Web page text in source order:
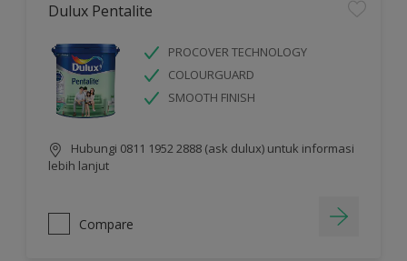
Dulux Pentalite
PROCOVER TECHNOLOGY
COLOURGUARD
SMOOTH FINISH
Hubungi 0811 1952 2888 (ask dulux) untuk informasi
lebih lanjut
Compare